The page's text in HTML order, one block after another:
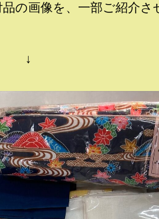
の画像を、一部ご紹介さ